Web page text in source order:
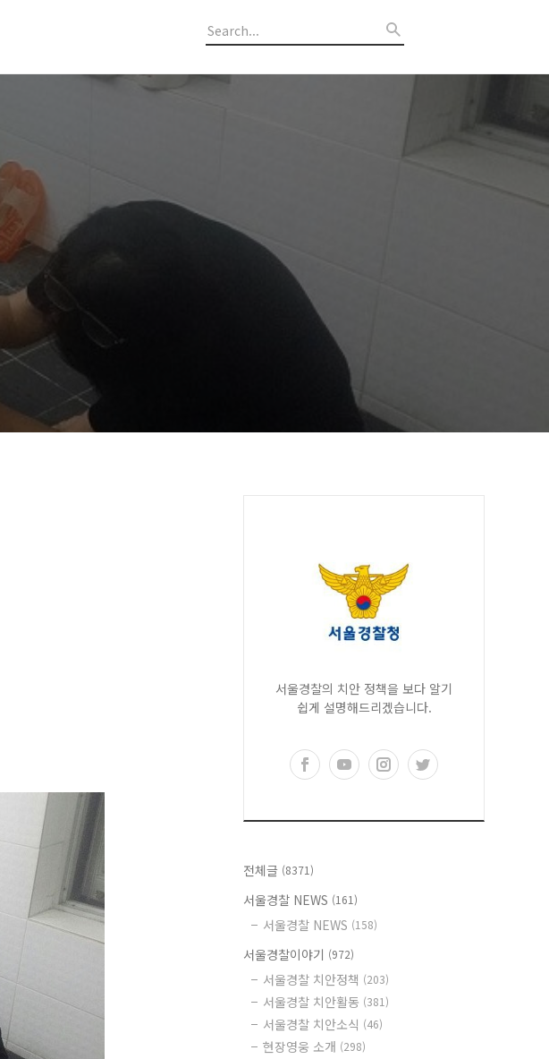
서울경찰의 치안 정책을 보다 알기
쉽게 설명해드리겠습니다.
전체글 (8371)
서울경찰 NEWS (161)
서울경찰 NEWS (158)
서울경찰이야기 (972)
서울경찰 치안정책 (203)
서울경찰 치안활동 (381)
서울경찰 치안소식 (46)
현장영웅 소개 (298)